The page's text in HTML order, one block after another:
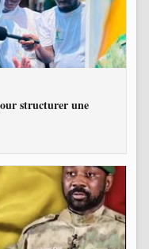
structurer une